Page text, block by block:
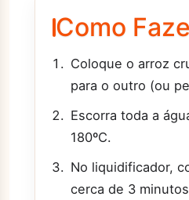
Como
Coloque o arroz
para o outro (ou
Escorra toda a
180ºC.
No liquidificador,
cerca de 3